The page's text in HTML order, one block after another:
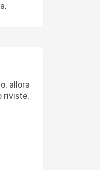
allora
riviste,